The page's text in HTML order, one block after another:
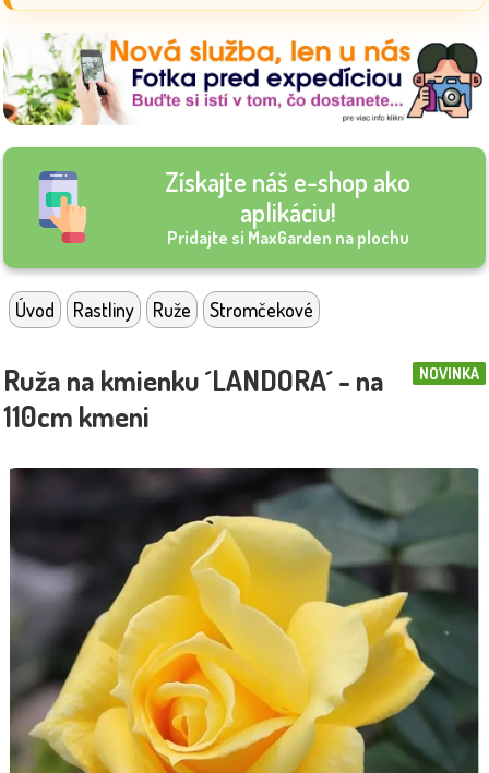
Získajte náš e-shop ako
aplikáciu!
Pridajte si MaxGarden na plochu
Úvod Rastliny Ruže Stromčekové
NOVINKA
Ruža na kmienku ´LANDORA´ - na
110cm kmeni